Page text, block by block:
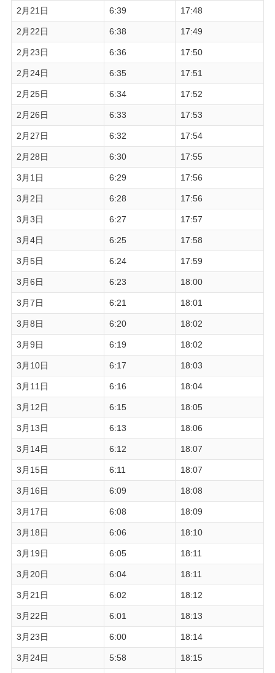
2月21日 6:39 17:48
2月22日 6:38 17:49
2月23日 6:36 17:50
2月24日 6:35 17:51
2月25日 6:34 17:52
2月26日 6:33 17:53
2月27日 6:32 17:54
2月28日 6:30 17:55
3月1日 6:29 17:56
3月2日 6:28 17:56
3月3日 6:27 17:57
3月4日 6:25 17:58
3月5日 6:24 17:59
3月6日 6:23 18:00
3月7日 6:21 18:01
3月8日 6:20 18:02
3月9日 6:19 18:02
3月10日 6:17 18:03
3月11日 6:16 18:04
3月12日 6:15 18:05
3月13日 6:13 18:06
3月14日 6:12 18:07
3月15日 6:11 18:07
3月16日 6:09 18:08
3月17日 6:08 18:09
3月18日 6:06 18:10
3月19日 6:05 18:11
3月20日 6:04 18:11
3月21日 6:02 18:12
3月22日 6:01 18:13
3月23日 6:00 18:14
3月24日 5:58 18:15